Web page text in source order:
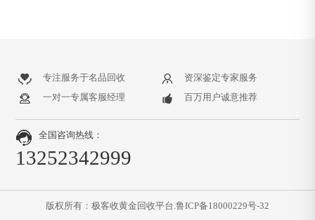
专注服务于名品回收
资深鉴定专家服务
一对一专属客服经理
百万用户诚意推荐
全国咨询热线：
13252342999
版权所有：极客收黄金回收平台.鲁ICP备18000229号-32